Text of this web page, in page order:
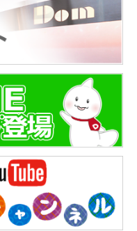
社が運営する一般社団法
れました